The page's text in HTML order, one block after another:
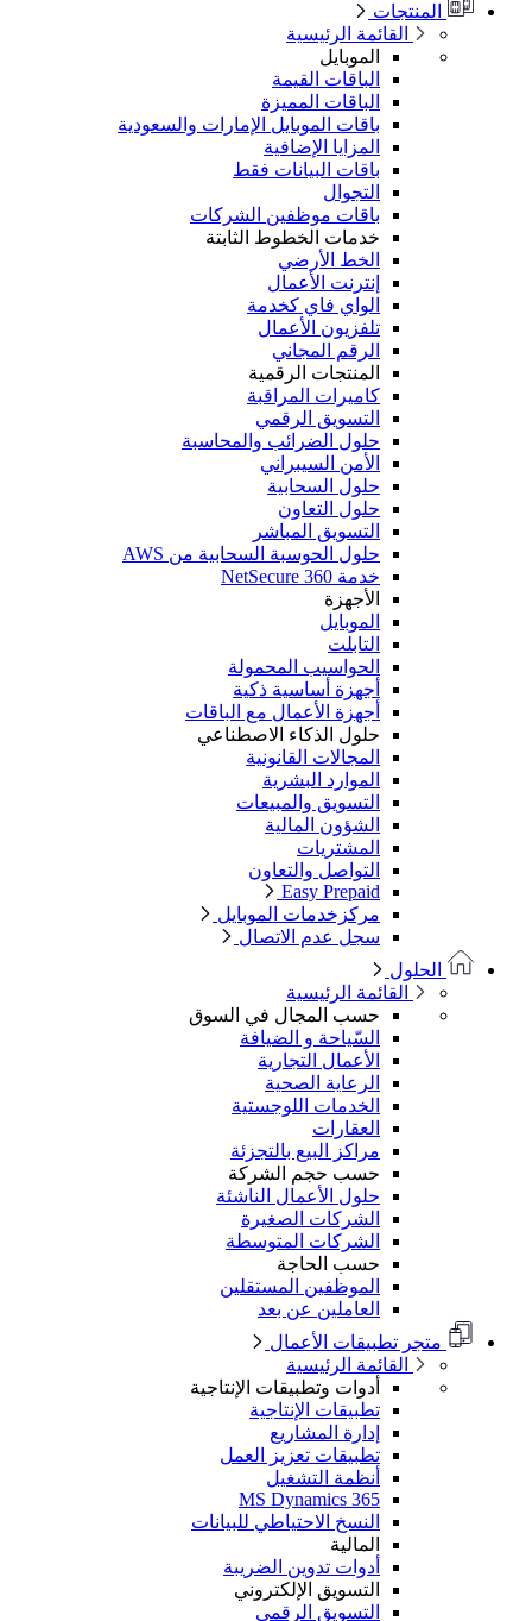
المنتجات
القائمة الرئيسية
الموبايل
الباقات القيمة
الباقات المميزة
باقات الموبايل الإمارات والسعودية
المزايا الإضافية
باقات البيانات فقط
التجوال
باقات موظفين الشركات
خدمات الخطوط الثابتة
الخط الأرضي
إنترنت الأعمال
الواي فاي كخدمة
تلفزيون الأعمال
الرقم المجاني
المنتجات الرقمية
كاميرات المراقبة
التسويق الرقمي
حلول الضرائب والمحاسبة
الأمن السيبراني
حلول السحابية
حلول التعاون
التسويق المباشر
حلول الحوسبة السحابية من AWS
خدمة NetSecure 360
الأجهزة
الموبايل
التابلت
الحواسيب المحمولة
أجهزة أساسية ذكية
أجهزة الأعمال مع الباقات
حلول الذكاء الاصطناعي
المجالات القانونية
الموارد البشرية
التسويق والمبيعات
الشؤون المالية
المشتريات
التواصل والتعاون
Easy Prepaid
مركزخدمات الموبايل
سجل عدم الاتصال
الحلول
القائمة الرئيسية
حسب المجال في السوق
السّياحة و الضيافة
الأعمال التجارية
الرعاية الصحية
الخدمات اللوجستية
العقارات
مراكز البيع بالتجزئة
حسب حجم الشركة
حلول الأعمال الناشئة
الشركات الصغيرة
الشركات المتوسطة
حسب الحاجة
الموظفين المستقلين
العاملين عن بعد
متجر تطبيقات الأعمال
القائمة الرئيسية
أدوات وتطبيقات الإنتاجية
تطبيقات الإنتاجية
إدارة المشاريع
تطبيقات تعزيز العمل
أنظمة التشغيل
MS Dynamics 365
النسخ الاحتياطي للبيانات
المالية
أدوات تدوين الضريبة
التسويق الإلكتروني
التسويق الرقمي